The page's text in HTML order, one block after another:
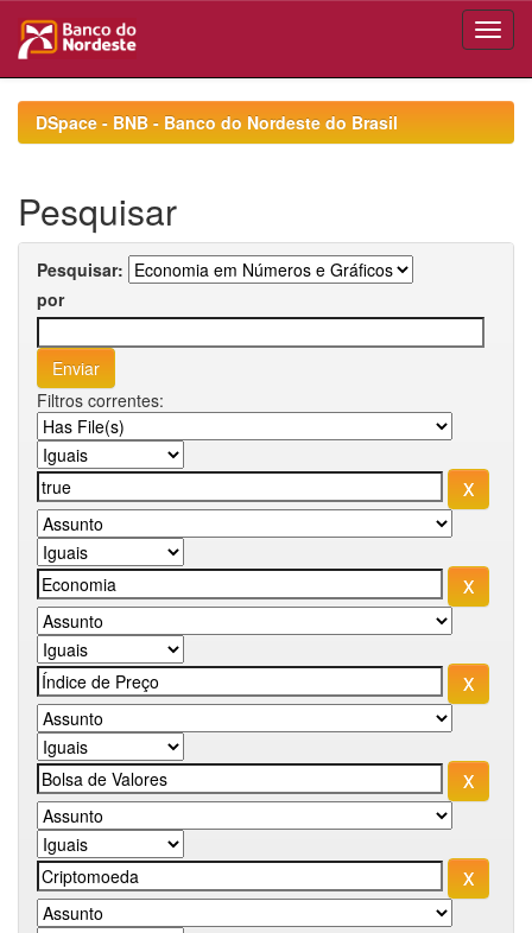
navigationDSpace - BNB - Banco do Nordeste do Brasil
Pesquisar
Pesquisar:
por
Filtros correntes: